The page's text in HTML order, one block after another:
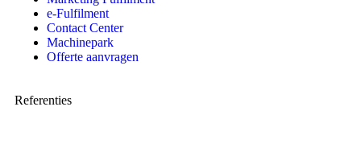
e-Fulfilment
Contact Center
Machinepark
Offerte aanvragen
Referenties